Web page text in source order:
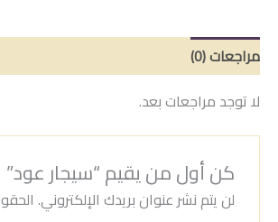
مراجعات (0)
لا توجد مراجعات بعد.
كن أول من يقيم “سيجار عود”
لن يتم نشر عنوان بريدك الإلكتروني.